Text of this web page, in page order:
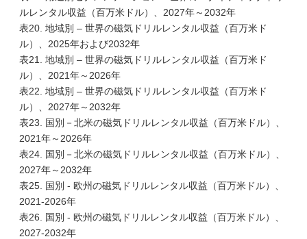
ルレンタル収益（百万米ドル）、2027年～2032年
表20. 地域別 – 世界の磁気ドリルレンタル収益（百万米ド
ル）、2025年および2032年
表21. 地域別 – 世界の磁気ドリルレンタル収益（百万米ド
ル）、2021年～2026年
表22. 地域別 – 世界の磁気ドリルレンタル収益（百万米ド
ル）、2027年～2032年
表23. 国別－北米の磁気ドリルレンタル収益（百万米ドル）、
2021年～2026年
表24. 国別－北米の磁気ドリルレンタル収益（百万米ドル）、
2027年～2032年
表25. 国別 - 欧州の磁気ドリルレンタル収益（百万米ドル）、
2021-2026年
表26. 国別 - 欧州の磁気ドリルレンタル収益（百万米ドル）、
2027-2032年